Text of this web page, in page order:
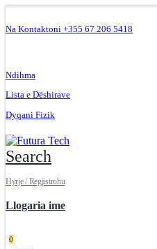
Na Kontaktoni +355 67 206 5418
Ndihma
Lista e Dëshirave
Dyqani Fizik
Search
Hyrje / Regjistrohu
Llogaria ime
0